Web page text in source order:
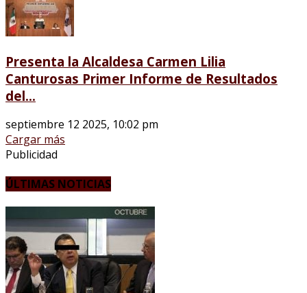
Presenta la Alcaldesa Carmen Lilia
Canturosas Primer Informe de Resultados
del...
septiembre 12 2025, 10:02 pm
Cargar más
Publicidad
ÚLTIMAS NOTICIAS